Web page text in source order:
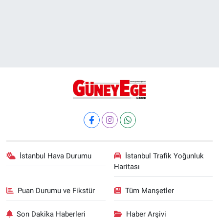
İstanbul Hava Durumu
İstanbul Trafik Yoğunluk
Haritası
Puan Durumu ve Fikstür Tüm Manşetler
Son Dakika Haberleri Haber Arşivi